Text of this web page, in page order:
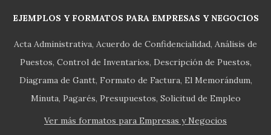
EJEMPLOS Y FORMATOS PARA EMPRESAS Y NEGOCIOS
Acta Administrativa Acuerdo de Confidencialidad Análisis de
Puestos Control de Inventarios Descripción de Puestos
Diagrama de Gantt Formato de Factura El Memorándum
Minuta Pagarés Presupuestos Solicitud de Empleo
Ver más formatos para Empresas y Negocios